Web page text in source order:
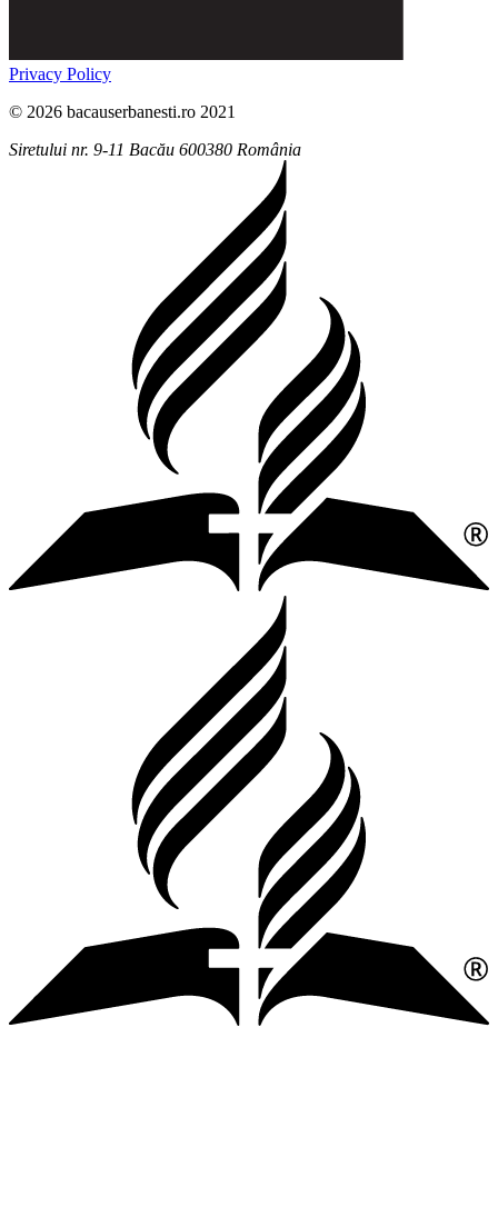
Privacy Policy
© 2026 bacauserbanesti.ro 2021
Siretului nr. 9-11 Bacău 600380 România